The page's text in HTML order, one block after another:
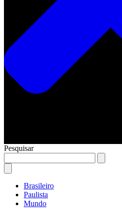
Pesquisar
Brasileiro
Paulista
Mundo